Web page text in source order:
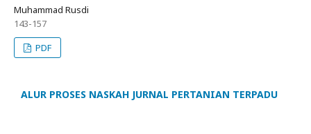
Muhammad Rusdi
143-157
PDF
ALUR PROSES NASKAH JURNAL PERTANIAN TERPADU